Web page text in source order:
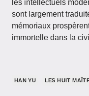
les intellectuels
sont largement
mémoriaux
immortelle dans la
HAN YU LES HUIT